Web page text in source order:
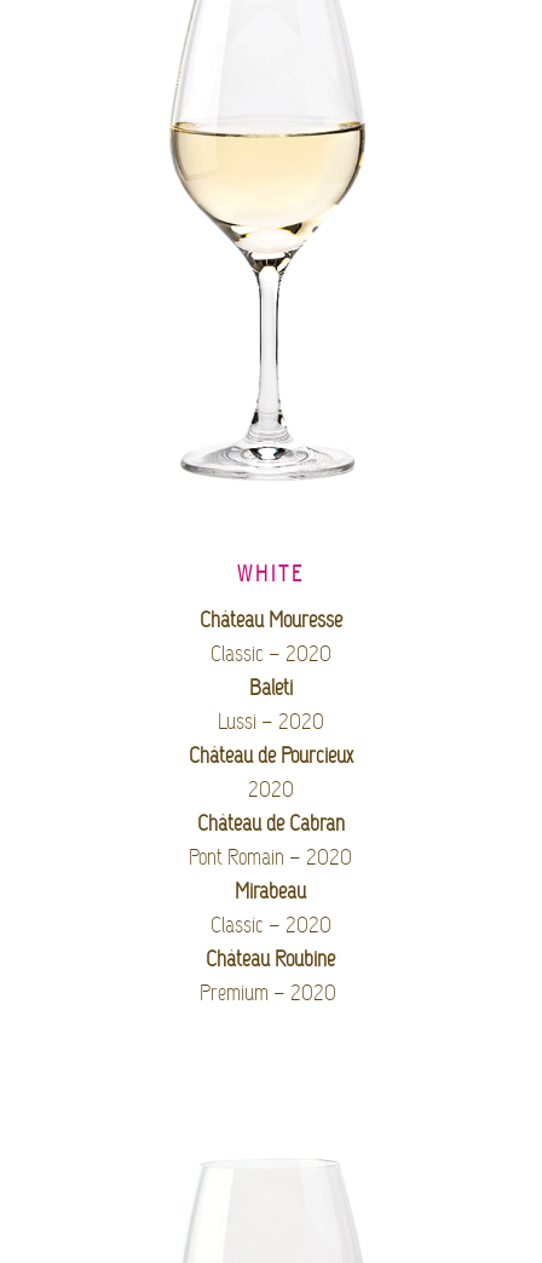
WHITE
Château Mouresse
Classic – 2020
Baleti
Lussi – 2020
Château de Pourcieux
2020
Château de Cabran
Pont Romain – 2020
Mirabeau
Classic – 2020
Château Roubine
Premium – 2020